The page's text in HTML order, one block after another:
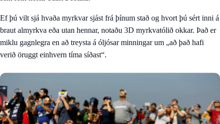
Ef þú vilt sjá hvaða myrkvar sjást frá þínum stað og hvort þú sért inni á
braut almyrkva eða utan hennar, notaðu 3D myrkvatólið okkar. Það er
miklu gagnlegra en að treysta á óljósar minningar um „að það hafi
verið öruggt einhvern tíma síðast“.